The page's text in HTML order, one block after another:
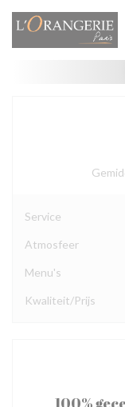
Cookies beheer paneel
Service
Atmosfeer
Menu's
Kwaliteit/Prijs
100%